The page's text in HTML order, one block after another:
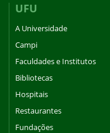
UFU
A Universidade
Campi
Faculdades e Institutos
Bibliotecas
Hospitais
Restaurantes
Fundações